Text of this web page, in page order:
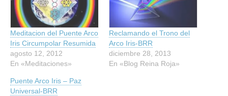
Meditacion del Puente Arco
Iris Circumpolar Resumida
agosto 12, 2012
En «Meditaciones»
Reclamando el Trono del
Arco Iris-BRR
diciembre 28, 2013
En «Blog Reina Roja»
Puente Arco Iris – Paz
Universal-BRR